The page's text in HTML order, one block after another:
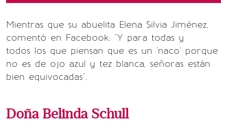
Mientras que su abuelita Elena Silvia Jiménez,
comentó en Facebook: "Y para todas y
todos los que piensan que es un 'naco' porque
no es de ojo azul y tez blanca, señoras están
bien equivocadas".
Doña Belinda Schull